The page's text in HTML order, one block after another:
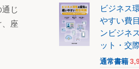
じ
座
ビジネス
やすい費
ンビジネ
ット・交
通常書籍